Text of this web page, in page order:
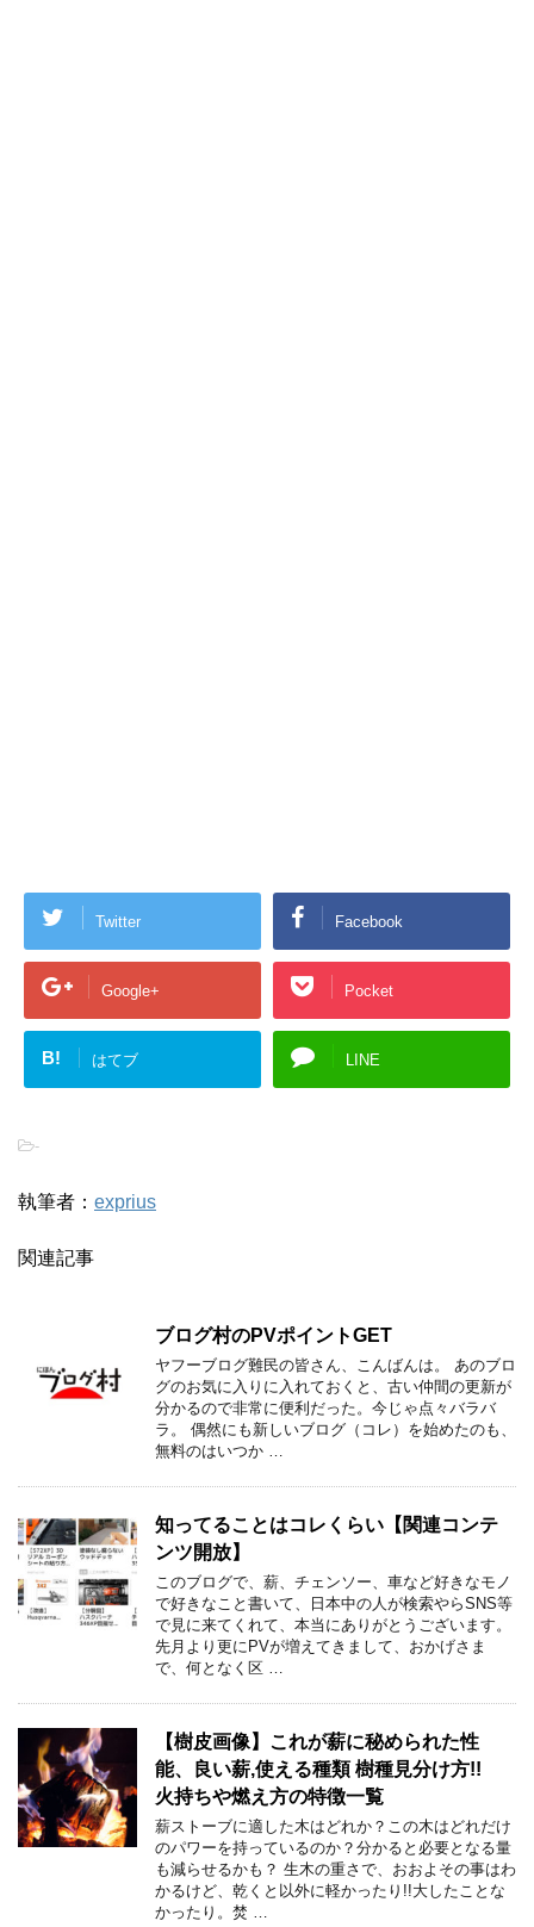
Twitter Facebook
Google+ Pocket
B! はてブ LINE
-
執筆者： exprius
関連記事
ブログ村のPVポイントGET
ヤフーブログ難民の皆さん、こんばんは。 あのブロ
グのお気に入りに入れておくと、古い仲間の更新が
分かるので非常に便利だった。今じゃ点々バラバ
ラ。 偶然にも新しいブログ（コレ）を始めたのも、
無料のはいつか …
知ってることはコレくらい【関連コンテ
ンツ開放】
このブログで、薪、チェンソー、車など好きなモノ
で好きなこと書いて、日本中の人が検索やらSNS等
で見に来てくれて、本当にありがとうございます。
先月より更にPVが増えてきまして、おかげさま
で、何となく区 …
【樹皮画像】これが薪に秘められた性
能、良い薪,使える種類 樹種見分け方!!
火持ちや燃え方の特徴一覧
薪ストーブに適した木はどれか？この木はどれだけ
のパワーを持っているのか？分かると必要となる量
も減らせるかも？ 生木の重さで、おおよその事はわ
かるけど、乾くと以外に軽かったり!!大したことな
かったり。焚 …